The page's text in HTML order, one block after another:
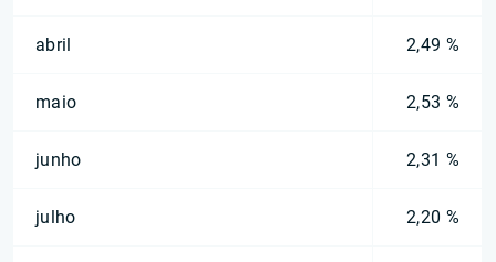
abril 2,49 %
maio 2,53 %
junho 2,31 %
julho 2,20 %